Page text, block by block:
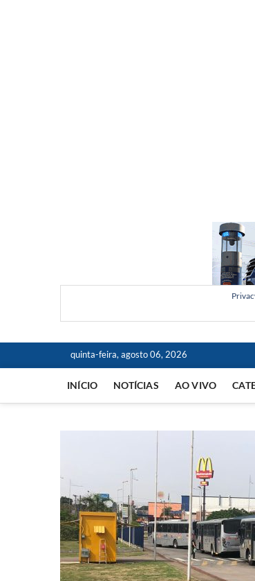
quinta-feira, agosto 06, 2026
INÍCIO NOTÍCIAS AO VIVO